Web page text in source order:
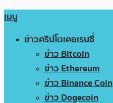
เมนู
ข่าวคริปโตเคอเรนซี่
ข่าว Bitcoin
ข่าว Ethereum
ข่าว Binance Coin
ข่าว Dogecoin